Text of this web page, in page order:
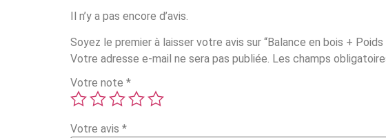
Il n’y a pas encore d’avis.
Soyez le premier à laisser votre avis sur “Balance en bois +
Votre adresse e-mail ne sera pas publiée. Les champs
Votre note *
Votre avis *